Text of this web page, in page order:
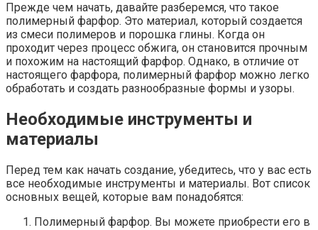
Прежде чем начать, давайте разберемся, что такое
полимерный фарфор. Это материал, который создается
из смеси полимеров и порошка глины. Когда он
проходит через процесс обжига, он становится прочным
и похожим на настоящий фарфор. Однако, в отличие от
настоящего фарфора, полимерный фарфор можно легко
обработать и создать разнообразные формы и узоры.
Необходимые инструменты и
материалы
Перед тем как начать создание, убедитесь, что у вас есть
все необходимые инструменты и материалы. Вот список
основных вещей, которые вам понадобятся:
Полимерный фарфор. Вы можете приобрести его в